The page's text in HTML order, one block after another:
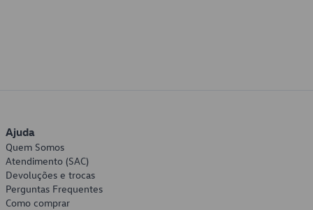
Ajuda
Quem Somos
Atendimento (SAC)
Devoluções e trocas
Perguntas Frequentes
Como comprar